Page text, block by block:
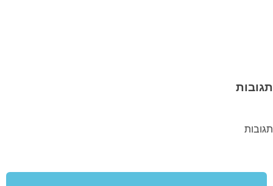
תגובות
תגובות